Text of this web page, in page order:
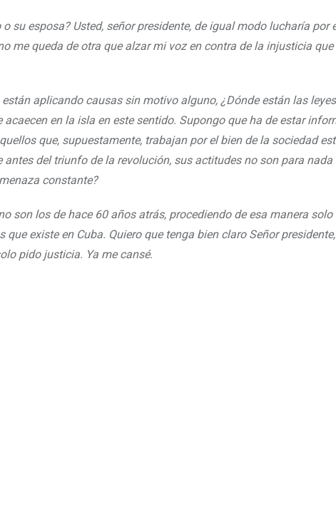
su esposa? Usted, señor presidente, de igual modo lucharía por
me queda de otra que alzar mi voz en contra de la injusticia
aplicando causas sin motivo alguno, ¿Dónde están las
en la isla en este sentido. Supongo que ha de estar
que, supuestamente, trabajan por el bien de la sociedad
del triunfo de la revolución, sus actitudes no son para nada
constante?
son los de hace 60 años atrás, procediendo de esa manera
existe en Cuba. Quiero que tenga bien claro Señor
pido justicia. Ya me cansé.